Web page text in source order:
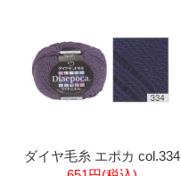
ダイヤ毛糸 エポカ col.334